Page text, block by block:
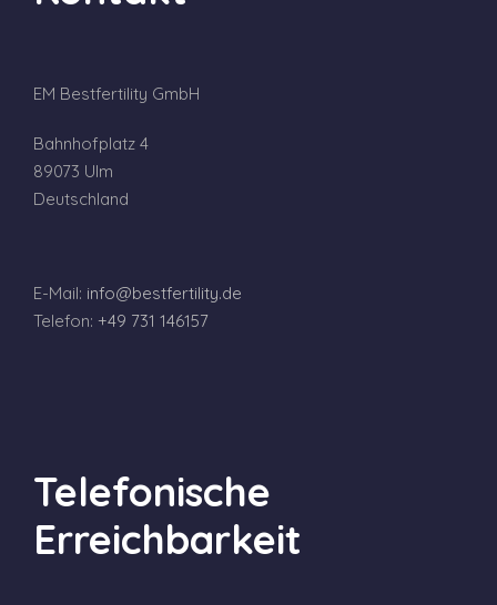
EM Bestfertility GmbH
Bahnhofplatz 4
89073 Ulm
Deutschland
E-Mail: info@bestfertility.de
Telefon: +49 731 146157
Telefonische
Erreichbarkeit